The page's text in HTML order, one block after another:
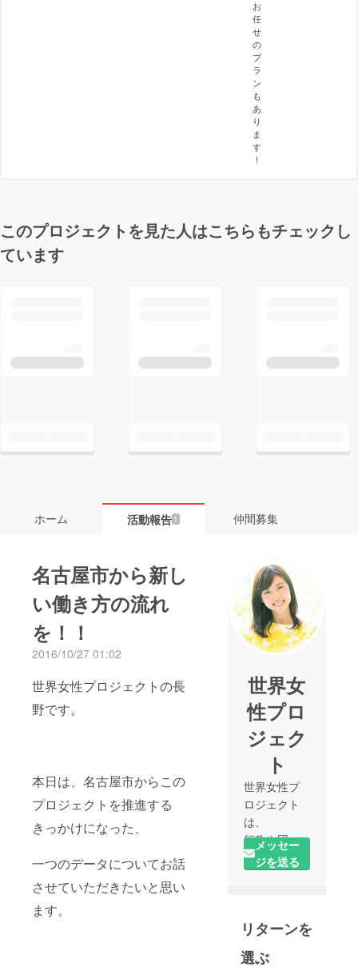
お
任
せ
の
プ
ラ
ン
も
あ
り
ま
す
！
このプロジェクトを見た人はこちらもチェックし
ています
ホーム 活動報告 1 仲間募集
名古屋市から新し
い働き方の流れ
を！！
2016/10/27 01:02
世界女性プロジェクトの長
野です。
本日は、名古屋市からこの
プロジェクトを推進する
きっかけになった、
一つのデータについてお話
させていただきたいと思い
ます。
世界女
性プロ
ジェク
ト
世界女性プ
ロジェクト
は、
行政や団体
など、様々
な組織と連
時代の活躍
信していく
メッセー
ジを送る
リターンを
選ぶ